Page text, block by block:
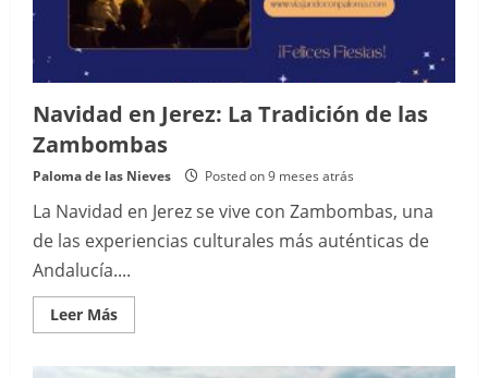
Navidad en Jerez: La Tradición de las
Zambombas
Paloma de las Nieves Posted on 9 meses atrás
La Navidad en Jerez se vive con Zambombas, una
de las experiencias culturales más auténticas de
Andalucía....
Leer MásRead
more